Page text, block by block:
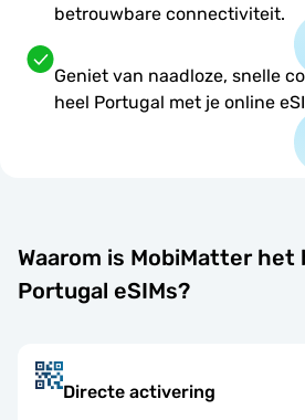
betrouwbare connectiviteit.
Geniet van naadloze, snelle
heel Portugal met je online
Waarom is MobiMatter het
Portugal eSIMs?
Directe activering